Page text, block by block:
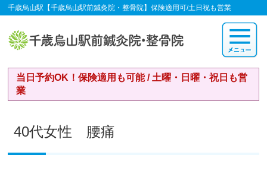
千歳烏山駅【千歳烏山駅前鍼灸院・整骨院】保険適用可/土日祝も営業
当日予約OK！保険適用も可能 / 土曜・日曜・祝日も営
業
40代女性 腰痛